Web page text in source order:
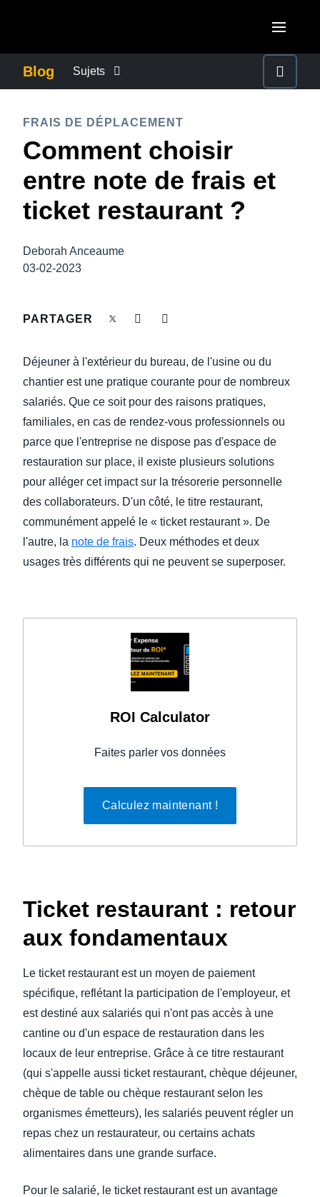
Canada (Français)
México (Español)
Brasil (Português)
United Kingdom (English)
France (Français)
Deutschland (Deutsch)
Belgium (English)
España (Español)
Norway (English)
ASIA PACIFIC
Australia (English)
India (English)
Blog Sujets
CONTINUITÉ DES AFFAIRES
CONTRÔLE DES COÛTS DE L’ENTREPRISE
DEVOIR DE PROTECTION
FRAIS DE DÉPLACEMENT
L’EXPÉRIENCE EMPLOYÉ
FRAIS DE DÉPLACEMENT
Comment choisir
entre note de frais et
ticket restaurant ?
Deborah Anceaume
03-02-2023
PARTAGER
Déjeuner à l'extérieur du bureau, de l'usine ou du
chantier est une pratique courante pour de nombreux
salariés. Que ce soit pour des raisons pratiques,
familiales, en cas de rendez-vous professionnels ou
parce que l'entreprise ne dispose pas d'espace de
restauration sur place, il existe plusieurs solutions
pour alléger cet impact sur la trésorerie personnelle
des collaborateurs. D'un côté, le titre restaurant,
communément appelé le « ticket restaurant ». De
l'autre, la note de frais. Deux méthodes et deux
usages très différents qui ne peuvent se superposer.
ROI Calculator
Faites parler vos données
Calculez maintenant !
Ticket restaurant : retour
aux fondamentaux
Le ticket restaurant est un moyen de paiement
spécifique, reflétant la participation de l'employeur, et
est destiné aux salariés qui n'ont pas accès à une
cantine ou d'un espace de restauration dans les
locaux de leur entreprise. Grâce à ce titre restaurant
(qui s'appelle aussi ticket restaurant, chèque déjeuner,
chèque de table ou chèque restaurant selon les
organismes émetteurs), les salariés peuvent régler un
repas chez un restaurateur, ou certains achats
alimentaires dans une grande surface.
Pour le salarié, le ticket restaurant est un avantage